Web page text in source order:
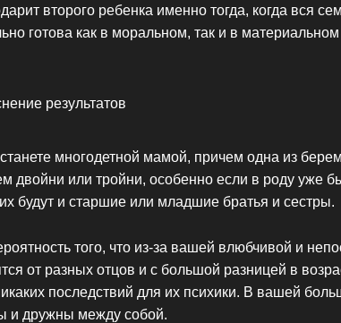
второго ребенка именно тогда, когда вся
готова как в моральном, так и в
многодетной мамой, причем одна из
двойни или тройни, особенно если в роду уже
будут и старшие или младшие братья и сестры.
того, что из-за вашей влюбчивой и
от разных отцов и с большой разницей в
последствий для их психики. В вашей
и дружны между собой.